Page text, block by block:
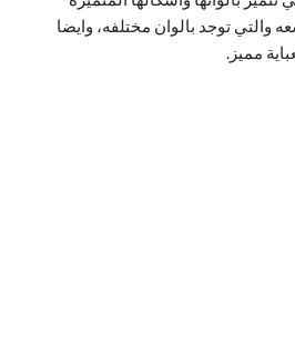
والتي توجد بالوان مختلفه، وايضا
مميز.